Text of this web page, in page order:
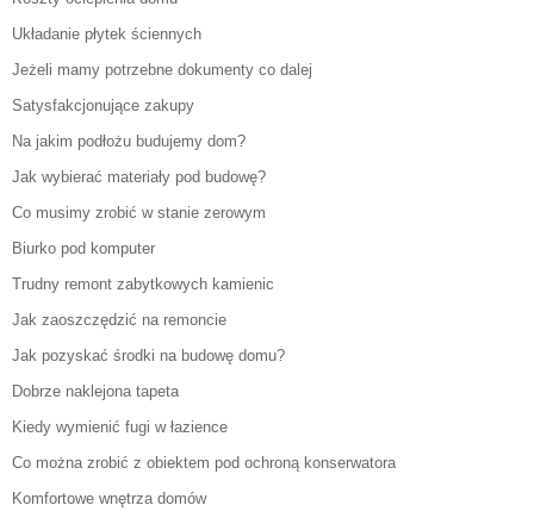
Układanie płytek ściennych
Jeżeli mamy potrzebne dokumenty co dalej
Satysfakcjonujące zakupy
Na jakim podłożu budujemy dom?
Jak wybierać materiały pod budowę?
Co musimy zrobić w stanie zerowym
Biurko pod komputer
Trudny remont zabytkowych kamienic
Jak zaoszczędzić na remoncie
Jak pozyskać środki na budowę domu?
Dobrze naklejona tapeta
Kiedy wymienić fugi w łazience
Co można zrobić z obiektem pod ochroną konserwatora
Komfortowe wnętrza domów